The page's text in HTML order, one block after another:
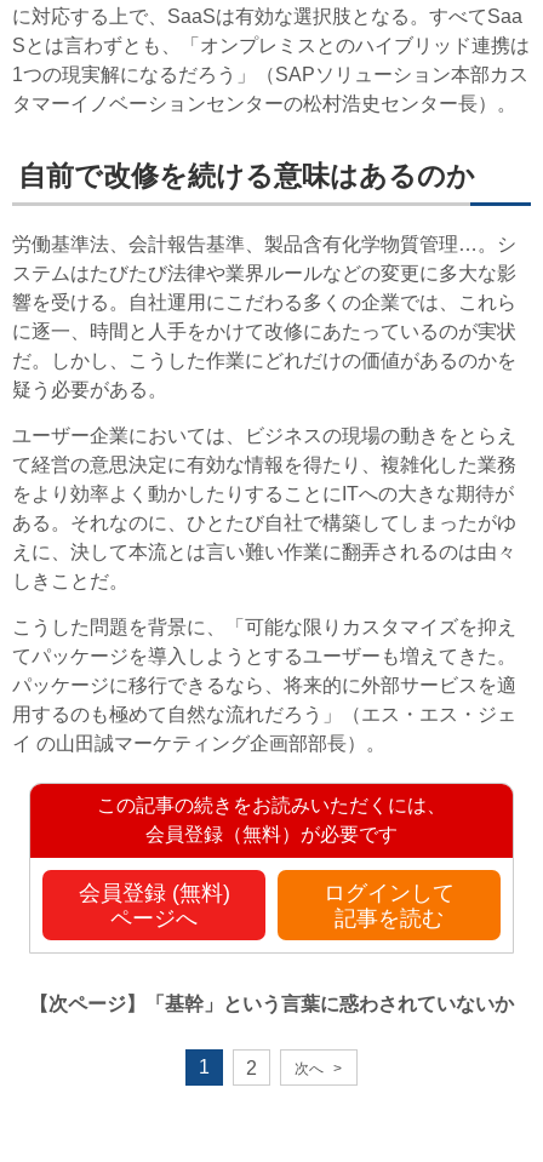
に対応する上で、SaaSは有効な選択肢となる。すべてSaa
Sとは言わずとも、「オンプレミスとのハイブリッド連携は
1つの現実解になるだろう」（SAPソリューション本部カス
タマーイノベーションセンターの松村浩史センター長）。
自前で改修を続ける意味はあるのか
労働基準法、会計報告基準、製品含有化学物質管理…。シ
ステムはたびたび法律や業界ルールなどの変更に多大な影
響を受ける。自社運用にこだわる多くの企業では、これら
に逐一、時間と人手をかけて改修にあたっているのが実状
だ。しかし、こうした作業にどれだけの価値があるのかを
疑う必要がある。
ユーザー企業においては、ビジネスの現場の動きをとらえ
て経営の意思決定に有効な情報を得たり、複雑化した業務
をより効率よく動かしたりすることにITへの大きな期待が
ある。それなのに、ひとたび自社で構築してしまったがゆ
えに、決して本流とは言い難い作業に翻弄されるのは由々
しきことだ。
こうした問題を背景に、「可能な限りカスタマイズを抑え
てパッケージを導入しようとするユーザーも増えてきた。
パッケージに移行できるなら、将来的に外部サービスを適
用するのも極めて自然な流れだろう」（エス・エス・ジェ
イ の山田誠マーケティング企画部部長）。
この記事の続きをお読みいただくには、
会員登録（無料）が必要です
会員登録 (無料)
ページへ
ログインして
記事を読む
【次ページ】 「基幹」という言葉に惑わされていないか
1 2 次へ >